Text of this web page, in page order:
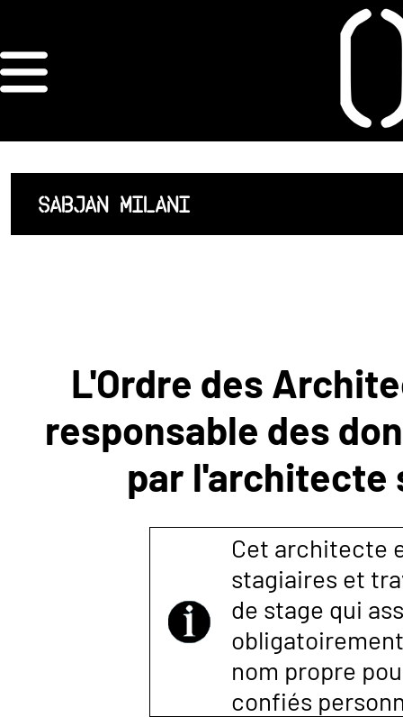
ORDRE DES
ARCHITECTES
ACCUEIL
LISTE DES
ANNEXE 4 CODT
CONTACTER
SABJAN MILANI
L'Ordre des
responsable des
par l'architecte
Cet architecte
stagiaires et
de stage qui
nom propre
confiés